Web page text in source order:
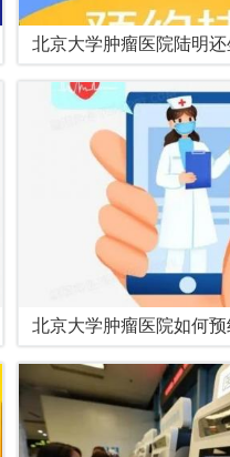
北京大学肿瘤医院陆明
北京大学肿瘤医院如何